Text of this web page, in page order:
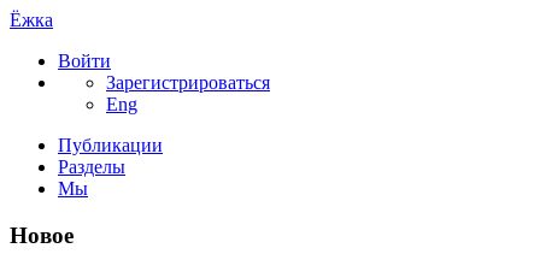
Ёжка
Войти
Зарегистрироваться
Eng
Публикации
Разделы
Мы
Новое